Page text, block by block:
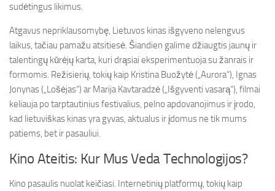
sudėtingus likimus.
Atgavus nepriklausomybę, Lietuvos kinas išgyveno nelengvus
laikus, tačiau pamažu atsitiesė. Šiandien galime džiaugtis jaunų ir
talentingų kūrėjų karta, kuri drąsiai eksperimentuoja su žanrais ir
formomis. Režisierių, tokių kaip Kristina Buožytė („Aurora“), Ignas
Jonynas („Lošėjas“) ar Marija Kavtaradzė („Išgyventi vasarą“), filmai
keliauja po tarptautinius festivalius, pelno apdovanojimus ir įrodo,
kad lietuviškas kinas yra gyvas, aktualus ir įdomus ne tik mums
patiems, bet ir pasauliui.
Kino Ateitis: Kur Mus Veda Technologijos?
Kino pasaulis nuolat keičiasi. Internetinių platformų, tokių kaip